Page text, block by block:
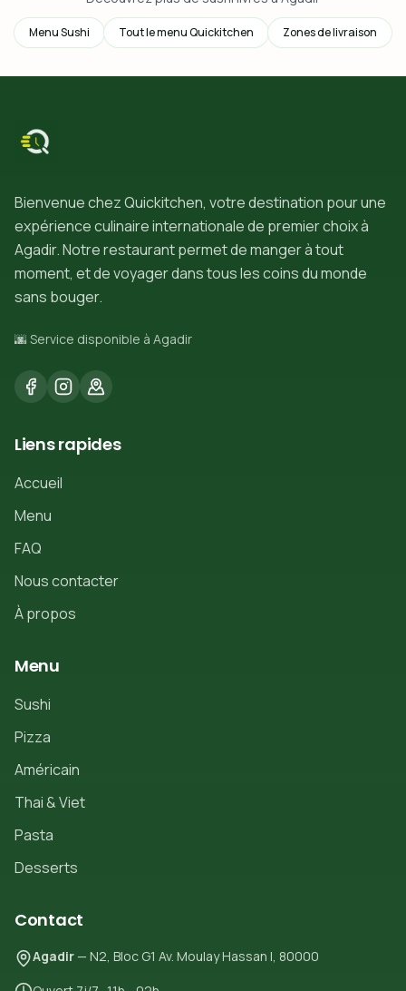
Menu Sushi Tout le menu Quickitchen Zones de livraison
Bienvenue chez Quickitchen, votre destination pour une
expérience culinaire internationale de premier choix à
Agadir. Notre restaurant permet de manger à tout
moment, et de voyager dans tous les coins du monde
sans bouger.
🌆 Service disponible à Agadir
Liens rapides
Accueil
Menu
FAQ
Nous contacter
À propos
Menu
Sushi
Pizza
Américain
Thai & Viet
Pasta
Desserts
Contact
Agadir— N2, Bloc G1 Av. Moulay Hassan I, 80000